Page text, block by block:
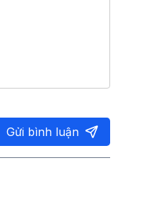
Gửi bình luận